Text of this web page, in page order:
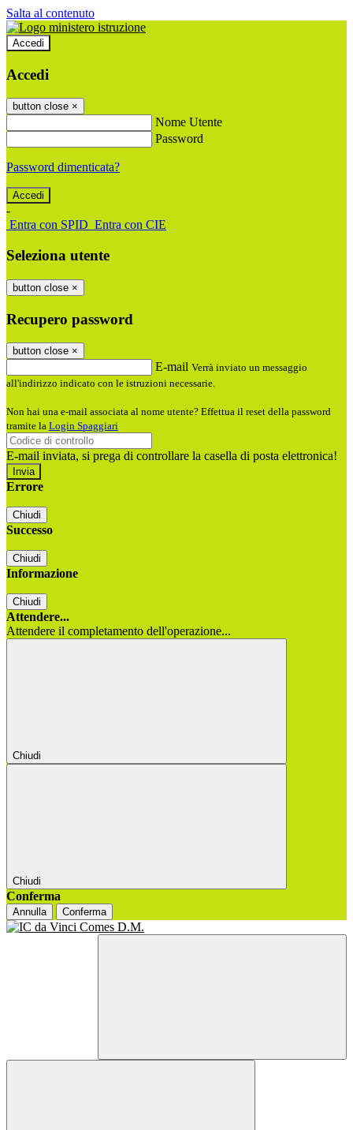
Salta al contenuto
Accedi
Accedi
button close ×
Nome Utente
Password
Password dimenticata?
-
Entra con SPID Entra con CIE
Seleziona utente
button close ×
Recupero password
button close ×
E-mail Verrà inviato un messaggio
all'indirizzo indicato con le istruzioni necessarie.
Non hai una e-mail associata al nome utente? Effettua il reset della password
tramite la Login Spaggiari
E-mail inviata, si prega di controllare la casella di posta elettronica!
Errore
Chiudi
Successo
Chiudi
Informazione
Chiudi
Attendere...
Attendere il completamento dell'operazione...
Chiudi
Chiudi
Conferma
Annulla Conferma